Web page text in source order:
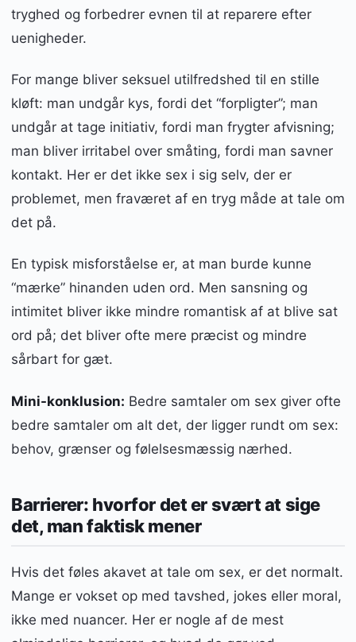
tryghed og forbedrer evnen til at reparere efter
uenigheder.
For mange bliver seksuel utilfredshed til en stille
kløft: man undgår kys, fordi det “forpligter”; man
undgår at tage initiativ, fordi man frygter afvisning;
man bliver irritabel over småting, fordi man savner
kontakt. Her er det ikke sex i sig selv, der er
problemet, men fraværet af en tryg måde at tale om
det på.
En typisk misforståelse er, at man burde kunne
“mærke” hinanden uden ord. Men sansning og
intimitet bliver ikke mindre romantisk af at blive sat
ord på; det bliver ofte mere præcist og mindre
sårbart for gæt.
Mini-konklusion: Bedre samtaler om sex giver ofte
bedre samtaler om alt det, der ligger rundt om sex:
behov, grænser og følelsesmæssig nærhed.
Barrierer: hvorfor det er svært at sige
det, man faktisk mener
Hvis det føles akavet at tale om sex, er det normalt.
Mange er vokset op med tavshed, jokes eller moral,
ikke med nuancer. Her er nogle af de mest